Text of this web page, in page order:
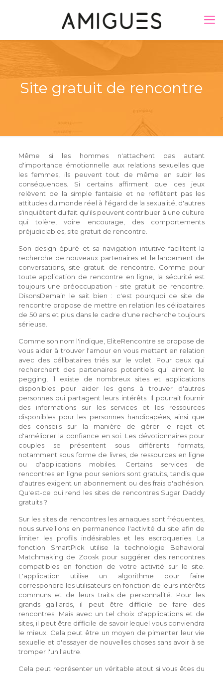
Site gratuit de rencontre
Même si les hommes n'attachent pas autant
d'importance émotionnelle aux relations sexuelles que
les femmes, ils peuvent tout de même en subir les
conséquences. Si certains affirment que ces jeux
relèvent de la simple fantaisie et ne reflètent pas les
attitudes du monde réel à l'égard de la sexualité, d'autres
s'inquiètent du fait qu'ils peuvent contribuer à une culture
qui tolère, voire encourage, des comportements
préjudiciables, site gratuit de rencontre.
Son design épuré et sa navigation intuitive facilitent la
recherche de nouveaux partenaires et le lancement de
conversations, site gratuit de rencontre. Comme pour
toute application de rencontre en ligne, la sécurité est
toujours une préoccupation - site gratuit de rencontre.
DisonsDemain le sait bien : c'est pourquoi ce site de
rencontre propose de mettre en relation les célibataires
de 50 ans et plus dans le cadre d'une recherche toujours
sérieuse.
Comme son nom l'indique, EliteRencontre se propose de
vous aider à trouver l'amour en vous mettant en relation
avec des célibataires triés sur le volet. Pour ceux qui
recherchent des partenaires potentiels qui aiment le
pegging, il existe de nombreux sites et applications
disponibles pour aider les gens à trouver d'autres
personnes qui partagent leurs intérêts. Il pourrait fournir
des informations sur les services et les ressources
disponibles pour les personnes handicapées, ainsi que
des conseils sur la manière de gérer le rejet et
d'améliorer la confiance en soi. Les dévotionnaires pour
couples se présentent sous différents formats,
notamment sous forme de livres, de ressources en ligne
ou d'applications mobiles. Certains services de
rencontres en ligne pour seniors sont gratuits, tandis que
d'autres exigent un abonnement ou des frais d'adhésion.
Qu'est-ce qui rend les sites de rencontres Sugar Daddy
gratuits ?
Sur les sites de rencontres les arnaques sont fréquentes,
nous surveillons en permanence l'activité du site afin de
limiter les profils indésirables et les escroqueries. La
fonction SmartPick utilise la technologie Behavioral
Matchmaking de Zoosk pour suggérer des rencontres
compatibles en fonction de votre activité sur le site.
L'application utilise un algorithme pour faire
correspondre les utilisateurs en fonction de leurs intérêts
communs et de leurs traits de personnalité. Pour les
grands gaillards, il peut être difficile de faire des
rencontres. Mais avec un tel choix d'applications et de
sites, il peut être difficile de savoir lequel vous conviendra
le mieux. Cela peut être un moyen de pimenter leur vie
sexuelle et d'essayer de nouvelles choses sans avoir à se
tromper l'un l'autre.
Cela peut représenter un véritable atout si vous êtes du